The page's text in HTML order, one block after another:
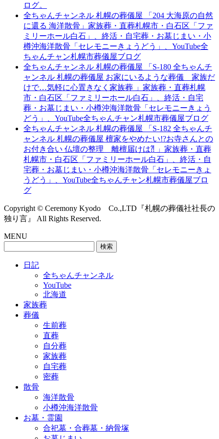
ログ。
全ちゃんチャンネル 札幌の葬儀屋 「204 大海原の自然
に還る 海洋散骨」家族葬・直葬札幌市・白石区「ファ
ミリーホール白石」、終活・自宅葬・お墓じまい・小
樽沖海洋散骨「セレモニーきょうどう」、YouTube全
ちゃんチャン札幌市葬儀屋ブログ
全ちゃんチャンネル 札幌の葬儀屋 「S-180 全ちゃんチ
ャンネル 札幌の葬儀屋 お家にいるような葬儀 家族だ
けで…気軽に心置きなく家族葬 」家族葬・直葬札幌
市・白石区「ファミリーホール白石」、終活・自宅
葬・お墓じまい・小樽沖海洋散骨「セレモニーきょう
どう」、YouTube全ちゃんチャン札幌市葬儀屋ブログ
全ちゃんチャンネル 札幌の葬儀屋 「S-182 全ちゃんチ
ャンネル 札幌の葬儀屋 檀家をやめたい!?お寺さんとの
お付き合い 仏壇の整理 離檀届けは⁈ 」家族葬・直葬
札幌市・白石区「ファミリーホール白石」、終活・自
宅葬・お墓じまい・小樽沖海洋散骨「セレモニーきょ
うどう」、YouTube全ちゃんチャン札幌市葬儀屋ブロ
グ
Copyright © Ceremony Kyodo Co.,LTD『札幌の葬儀社社長の
独り言』 All Rights Reserved.
MENU
日記
全ちゃんチャンネル
YouTube
北海道
家族葬
葬儀
生前葬
直葬
自分葬
家族葬
自宅葬
密葬
散骨
海洋散骨
小樽沖海洋散骨
お墓・霊園
合祀墓・合葬墓・納骨塚